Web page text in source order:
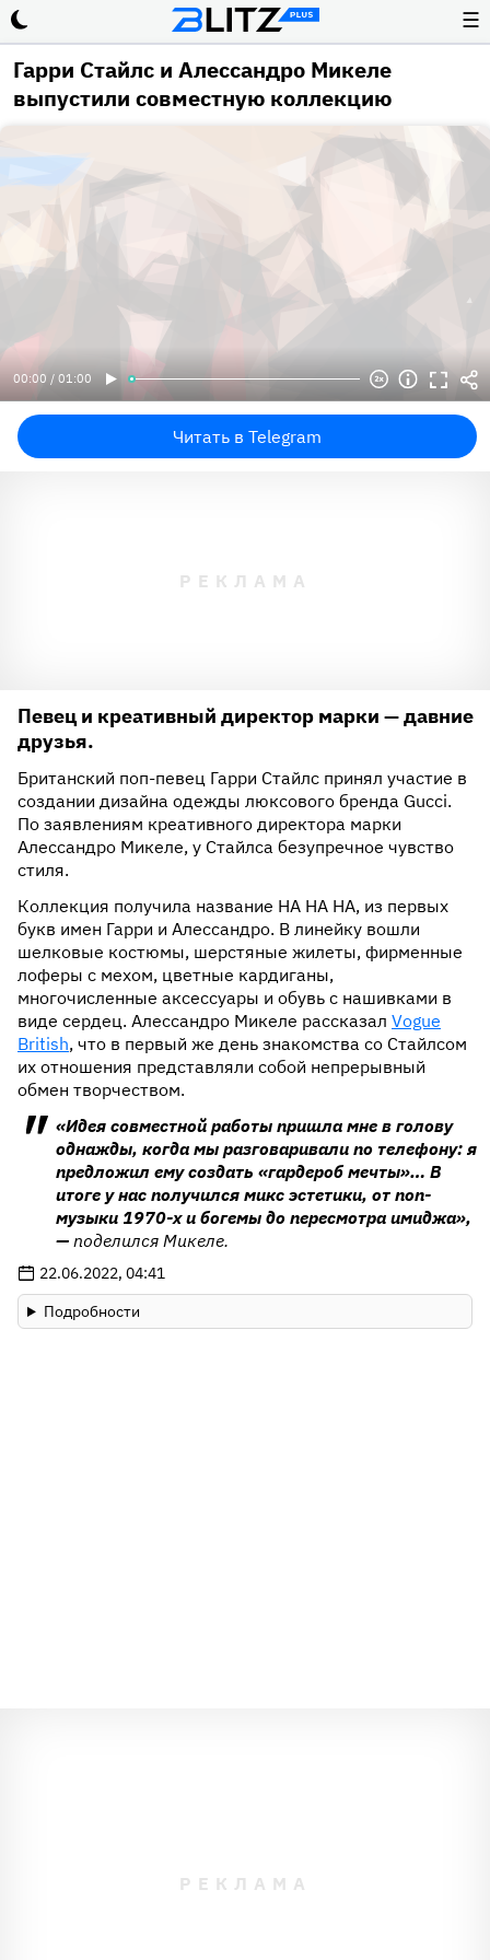
☰
Гарри Стайлс и Алессандро Микеле
выпустили совместную коллекцию
00:00 / 01:00
Читать в Telegram
Певец и креативный директор марки — давние
друзья.
Британский поп-певец Гарри Стайлс принял участие в
создании дизайна одежды люксового бренда Gucci.
По заявлениям креативного директора марки
Алессандро Микеле, у Стайлса безупречное чувство
стиля.
Коллекция получила название HA HA HA, из первых
букв имен Гарри и Алессандро. В линейку вошли
шелковые костюмы, шерстяные жилеты, фирменные
лоферы с мехом, цветные кардиганы,
многочисленные аксессуары и обувь с нашивками в
виде сердец. Алессандро Микеле рассказал Vogue
British, что в первый же день знакомства со Стайлсом
их отношения представляли собой непрерывный
обмен творчеством.
«Идея совместной работы пришла мне в голову
однажды, когда мы разговаривали по телефону: я
предложил ему создать «гардероб мечты»… В
итоге у нас получился микс эстетики, от поп-
музыки 1970-х и богемы до пересмотра имиджа»,
— поделился Микеле.
22.06.2022, 04:41
Подробности